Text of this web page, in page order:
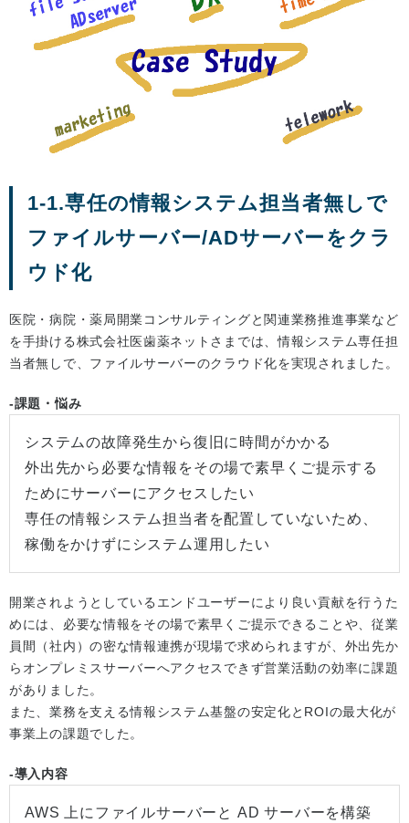
1-1.専任の情報システム担当者無しで
ファイルサーバー/ADサーバーをクラ
ウド化
医院・病院・薬局開業コンサルティングと関連業務推進事業など
を手掛ける株式会社医歯薬ネットさまでは、情報システム専任担
当者無しで、ファイルサーバーのクラウド化を実現されました。
-課題・悩み
システムの故障発生から復旧に時間がかかる
外出先から必要な情報をその場で素早くご提示する
ためにサーバーにアクセスしたい
専任の情報システム担当者を配置していないため、
稼働をかけずにシステム運用したい
開業されようとしているエンドユーザーにより良い貢献を行うた
めには、必要な情報をその場で素早くご提示できることや、従業
員間（社内）の密な情報連携が現場で求められますが、外出先か
らオンプレミスサーバーへアクセスできず営業活動の効率に課題
がありました。
また、業務を支える情報システム基盤の安定化とROIの最大化が
事業上の課題でした。
-導入内容
AWS 上にファイルサーバーと AD サーバーを構築